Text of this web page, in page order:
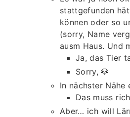
stattgefunden
können oder so
(sorry, Name
ausm Haus. Und
Ja, das Tier
Sorry, 🐶
In nächster Nähe
Das muss
Aber… ich will